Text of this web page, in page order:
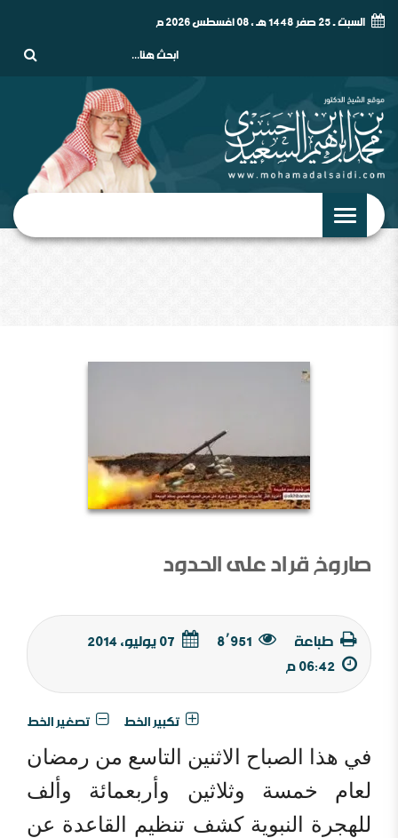
السبت - 25 صفر 1448 هـ , 08 أغسطس 2026 م
صاروخ قراد على الحدود
طباعة 8٬951
تكبير الخط تصغير الخط
في هذا الصباح الاثنين التاسع من رمضان
لعام خمسة وثلاثين وأربعمائة وألف
للهجرة النبوية كشف تنظيم القاعدة عن